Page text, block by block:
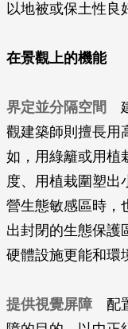
以地被或保土性良
在景觀上的機能
界定並分隔空間
觀建築師則擅長用
如，用綠籬或用植
度、用植栽圍塑出
營生態敏感區時，
出封閉的生態保護
硬體設施更能和環
提供視覺屏障 配